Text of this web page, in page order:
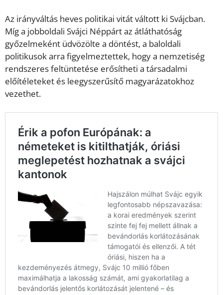
Az irányváltás heves politikai vitát váltott ki Svájcban.
Míg a jobboldali Svájci Néppárt az átláthatóság
győzelmeként üdvözölte a döntést, a baloldali
politikusok arra figyelmeztettek, hogy a nemzetiség
rendszeres feltüntetése erősítheti a társadalmi
előítéleteket és leegyszerűsítő magyarázatokhoz
vezethet.